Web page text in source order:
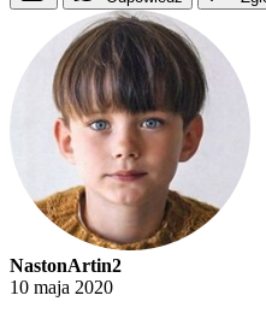
NastonArtin2
10 maja 2020